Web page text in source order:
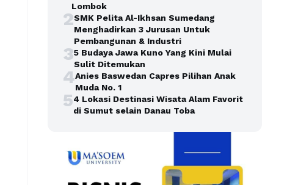
Lombok
2SMK Pelita Al-Ikhsan Sumedang
Menghadirkan 3 Jurusan Untuk
Pembangunan & Industri
35 Budaya Jawa Kuno Yang Kini Mulai
Sulit Ditemukan
4Anies Baswedan Capres Pilihan Anak
Muda No. 1
54 Lokasi Destinasi Wisata Alam Favorit
di Sumut selain Danau Toba